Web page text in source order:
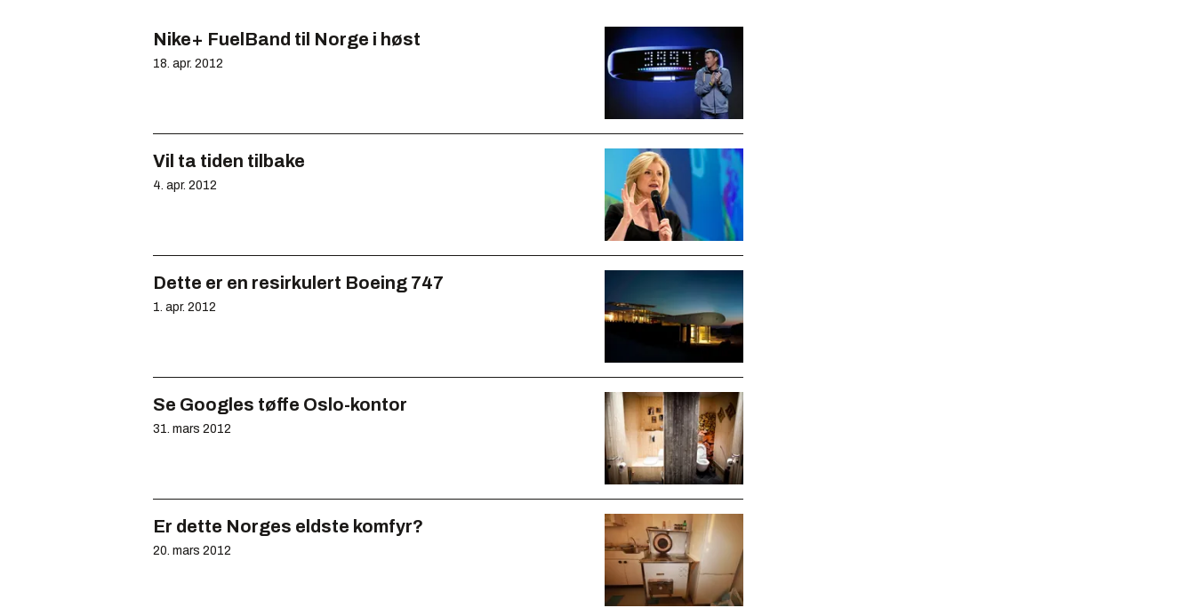
Nike+ FuelBand til Norge i høst
18. apr. 2012
Vil ta tiden tilbake
4. apr. 2012
Dette er en resirkulert Boeing 747
1. apr. 2012
Se Googles tøffe Oslo-kontor
31. mars 2012
Er dette Norges eldste komfyr?
20. mars 2012